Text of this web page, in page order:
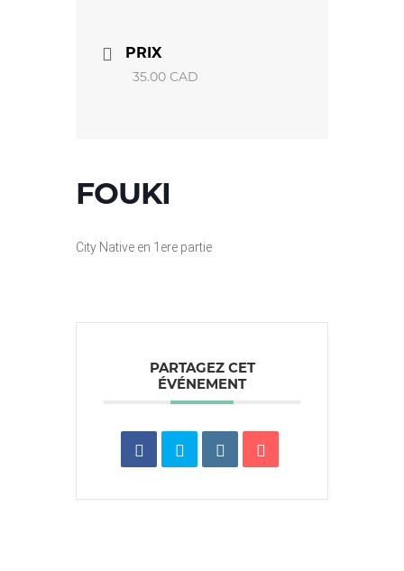
PRIX
35.00 CAD
FOUKI
City Native en 1ere partie
PARTAGEZ CET
ÉVÉNEMENT